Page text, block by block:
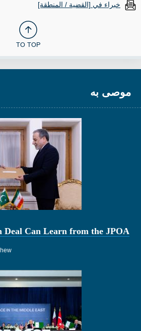
خبراء في [القضية / المنطقة]
TO TOP
موصى به
Deal Can Learn from the JPOA